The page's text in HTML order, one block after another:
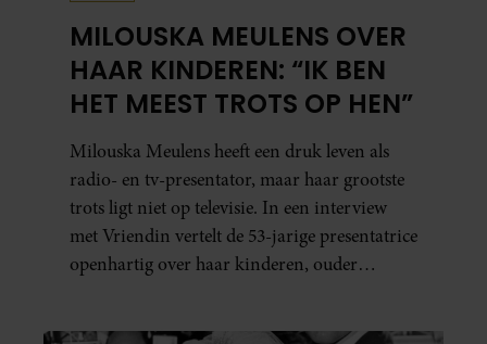
MILOUSKA MEULENS OVER
HAAR KINDEREN: “IK BEN
HET MEEST TROTS OP HEN”
Milouska Meulens heeft een druk leven als
radio- en tv-presentator, maar haar grootste
trots ligt niet op televisie. In een interview
met Vriendin vertelt de 53-jarige presentatrice
openhartig over haar kinderen, ouder